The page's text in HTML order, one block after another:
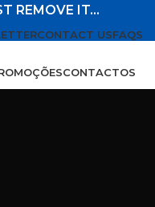
REMOVE IT…
CONTACT USFAQS
CONTACTOS